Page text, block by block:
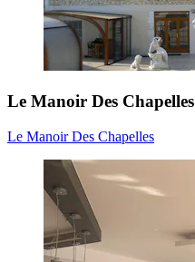
Le Manoir Des Chapelles
Le Manoir Des Chapelles